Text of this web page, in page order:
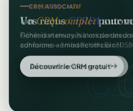
REÇUS FISCAUX
Vos reçusCERFA
Générés et envoyés à vos
conformes au modèle officiel
Automatiser mes reçus
CRM ASSOCIATIF
UnCRM completpour
Fiches donateurs, historique des
adhésions — fini les fichiers Excel.
Découvrir le CRM gratuit